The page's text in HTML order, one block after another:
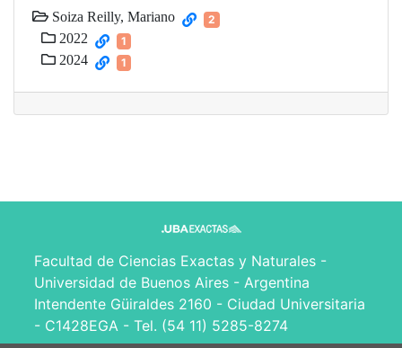
Soiza Reilly, Mariano 2
2022 1
2024 1
Facultad de Ciencias Exactas y Naturales -
Universidad de Buenos Aires - Argentina
Intendente Güiraldes 2160 - Ciudad Universitaria
- C1428EGA - Tel. (54 11) 5285-8274